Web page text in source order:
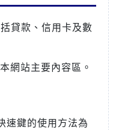
貸款、信用卡及數
網站主要內容區。
速鍵的使用方法為